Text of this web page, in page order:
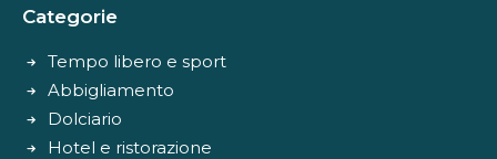
Categorie
Tempo libero e sport
Abbigliamento
Dolciario
Hotel e ristorazione